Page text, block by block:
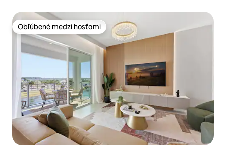
Obľúbené medzi hosťami
Obľúbené medzi hosťami